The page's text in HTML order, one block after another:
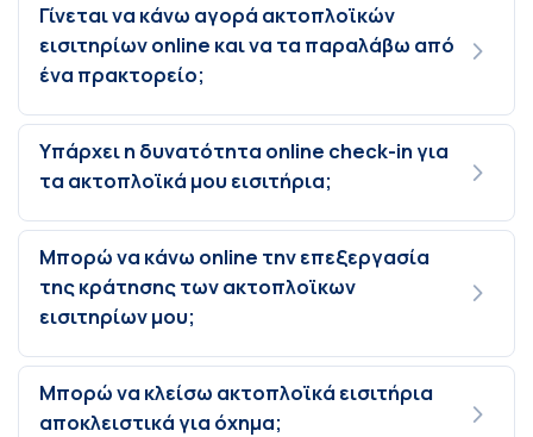
Γίνεται να κάνω αγορά ακτοπλοϊκών
εισιτηρίων online και να τα παραλάβω από
ένα πρακτορείο;
Υπάρχει η δυνατότητα online check-in για
τα ακτοπλοϊκά μου εισιτήρια;
Μπορώ να κάνω online την επεξεργασία
της κράτησης των ακτοπλοϊκων
εισιτηρίων μου;
Μπορώ να κλείσω ακτοπλοϊκά εισιτήρια
αποκλειστικά για όχημα;